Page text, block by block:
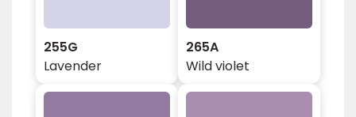
255G
Lavender
265A
Wild violet